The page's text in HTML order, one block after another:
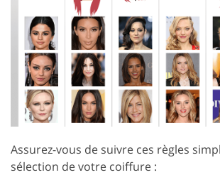
Assurez-vous de suivre ces règles
sélection de votre coiffure :